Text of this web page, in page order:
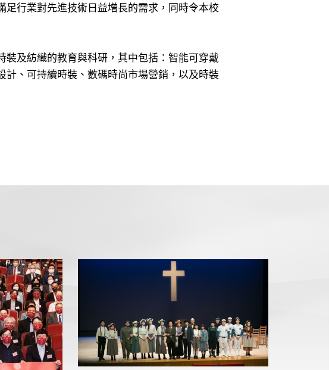
行業對先進技術日益增長的需求，同時令本校
及紡織的教育與科研，其中包括：智能可穿戴
計、可持續時裝、數碼時尚市場營銷，以及時裝